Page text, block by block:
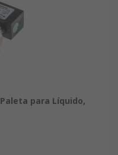
para Líquido,